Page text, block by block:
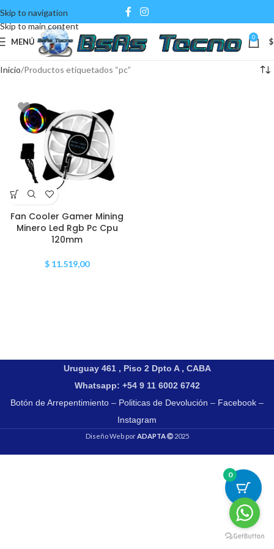
Skip to navigation
Skip to main content
MENÚ 0 $
Inicio Productos etiquetados “pc”
Fan Cooler Gamer Mining
Minero Led Rgb Pc Cpu
120mm
$ 11.519,00
Uruguay 461 , Piso 2 Dpto A , CABA
Whatsapp: +54 9 11 6002 6742
Botón de Arrepentimiento – Politicas de Devolución – Facebook –
Instagram
Diseño Web porADAPTA 2025
0